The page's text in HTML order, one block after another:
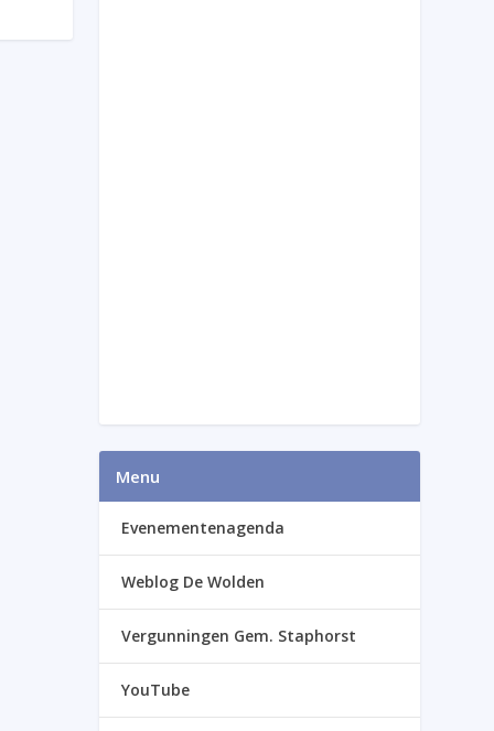
Menu
Evenementenagenda
Weblog De Wolden
Vergunningen Gem. Staphorst
YouTube